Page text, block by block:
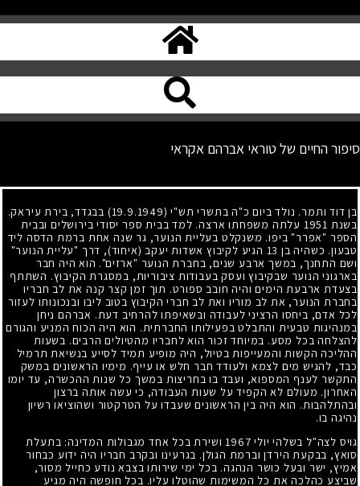
סיפור החיים של טוראי אברהם אקראי
בן דוד ותמר. נולד ביום כ"ה בתשרי תש"י (19.9.1949)
בבגדד, בירת עיראק.
בשנת 1951 עלתה משפחתו ארצה. למד בבית ספר יסודי בירושלים ובבית
הספר "אפרר" ביפו. משנקלט בעליית הנוער, גר שנה אחת ברמת הדסה ליד
טבעון. כשהיה בן 13 הגיע לקיבוץ אשדות יעקב (איחוד), דרך "עליית הנוער"
ושם התחנך, במשך ארבע שנים, בחברת הנוער "ארזים". הוא היה חבר
בארגוני הנוער שבקיבוץ ועסק בעבודות ציבוריות, במסגרת הקיבוץ. השתתף
בצעדת ארבעת הימים והיה חובב ספורט. תוך זמן קצר קנה את לב חבריו
בחברת הנוער, את לב מוריו ואת לב חברי הקיבוץ בטוב ליבו ובנכונותו לעזור
לכל אדם, ביחסו הרציני לעבודה ובשאיפתו להרחיב דעת. אברהם ניחן
במנהיגות טבעית והתבלט בפעילותו החברתית. הוא היה הכוח המניע והגורם
להצלחה בכל מסע. במיוחד זכור הוא לחבריו מהטיולים הרבים. בשעות
ההליכה הקשות והמעייפות בטיול, היה מופיע תמיד לסייע בנשיאת תרמיל
כבד, להגיש מים לצמא ולעודד חבר חלש או עייף. מימיו הראשונים במשק
התקשר לענף המספוא, ועבד בו בחריצות במשך כל שנות ההכשרה, עד יומו
האחרון. מעולם לא הקפיד על שעות העבודה, כי עשה אותה ברצון
ובהתלהבות. הוא היה בין הראשונים שעבדו על הטרקטור ושהוציאו רשיון
נהיגה בו.
גויס לצה"ל בשלהי יולי 1967ושירת בכל אחד מגבולות המדינה: בתעלת
סואץ, בבקעת הירדן וברמת הגולן. בגרעינו ובקרב חבריו היה ידוע כבחור
אמיץ, ישר ובעל כושר הנהגה. בכל ימי שירותו בצבא נודע כחייל מסור,
שביצע כהלכה את כל המשימות שהוטלו עליו. בכל חופשה היה מגיע